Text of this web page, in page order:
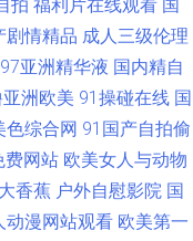
国产91网址 亚洲自蔚 操逼
片91 国产成人国产精品 欧
人福利久久 黑丝在线观看
京热一本道 黄页网站日韩
拍 福利片在线观看 国
剧情精品 成人三级伦理
97亚洲精华液 国内精自
洲欧美 91操碰在线 国
色综合网 91国产自拍偷
费网站 欧美女人与动物
香蕉 户外自慰影院 国
动漫网站观看 欧美第一